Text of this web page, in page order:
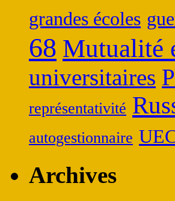
grandes écoles
68 Mutualité
universitaires
représentativité
autogestionnaire
Archives